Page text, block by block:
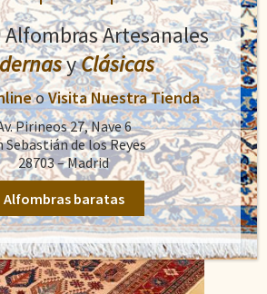
precio
original
era:
1.100,00€.
precio
actual
es:
890,00€.
Añadir al carrito
Alfombras Artesanales
yClásicas
oVisita Nuestra Tienda
Pirineos 27, Nave 6
Sebastián de los Reyes
28703 – Madrid
Alfombras baratas